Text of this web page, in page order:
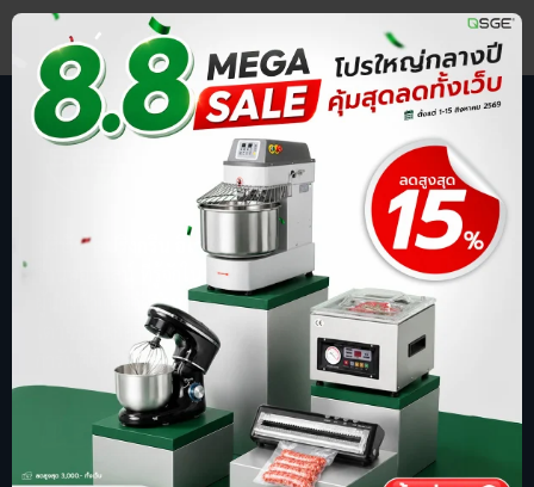
บริษัท สปริงกรีน อีโวลูชั่น จำกัด
ร้านออนไลน์ ที่รู้จักในชื่อ sgethai.com
ผู้นำเข้าและจัดจำหน่ายเครื่องซีลสูญญากาศ
เตาอบเบเกอรี่ ตู้อบลมร้อน เครื่องบดหมู
การันตีด้วยยอดขาย อันดับ 1